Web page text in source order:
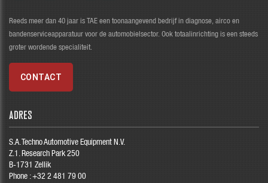
Reeds meer dan 40 jaar is TAE een toonaangevend bedrijf in diagnose, airco en
bandenserviceapparatuur voor de automobielsector. Ook totaalinrichting is een steeds
groter wordende specialiteit.
CONTACT
ADRES
S.A. Techno Automotive Equipment N.V.
Z.1. Research Park 250
B-1731 Zellik
Phone :+32 2 481 79 00